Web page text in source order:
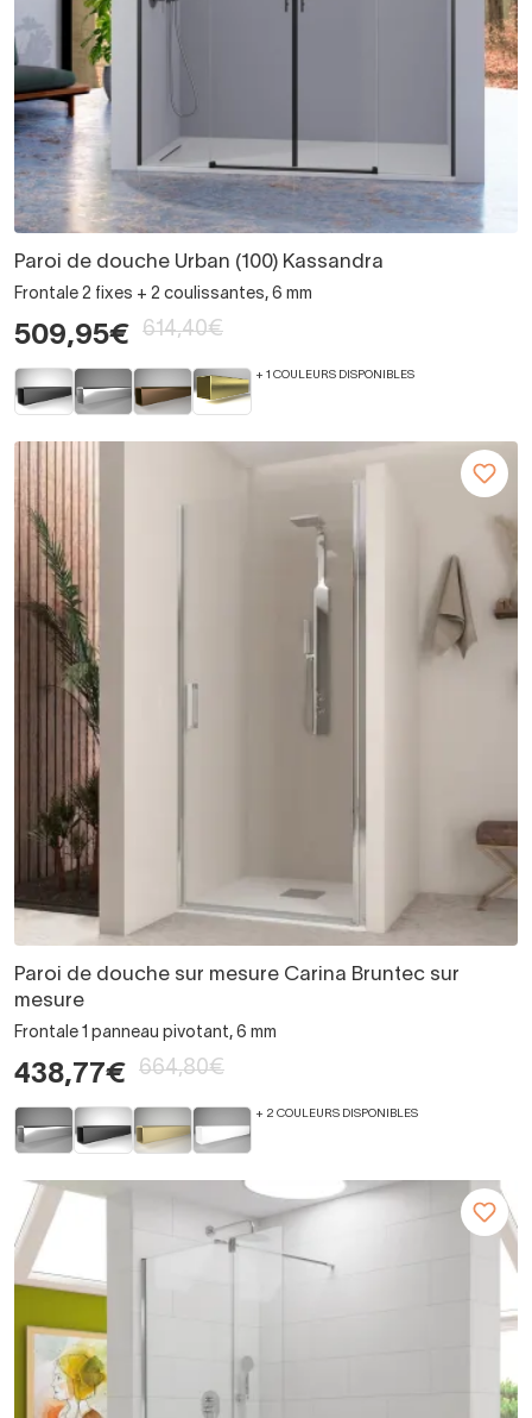
Paroi de douche Urban (100) Kassandra
Frontale 2 fixes + 2 coulissantes, 6 mm
509,95€ 614,40€
+ 1 COULEURS DISPONIBLES
Paroi de douche sur mesure Carina Bruntec sur
mesure
Frontale 1 panneau pivotant, 6 mm
438,77€ 664,80€
+ 2 COULEURS DISPONIBLES